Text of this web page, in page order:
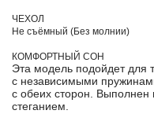
ЧЕХОЛ
Не съёмный (Без молнии)
КОМФОРТНЫЙ СОН
Эта модель подойдет для
с независимыми
с обеих сторон. Выполнен
стеганием.